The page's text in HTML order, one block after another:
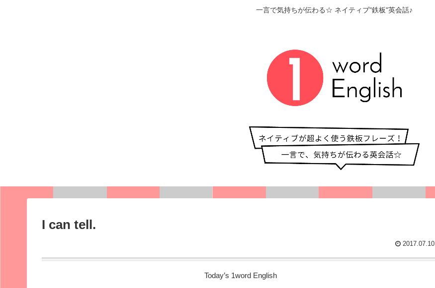
一言で気持ちが伝わる☆ ネイティブ"鉄板"英会話♪
I can tell.
2017.07.10
Today’s 1word English